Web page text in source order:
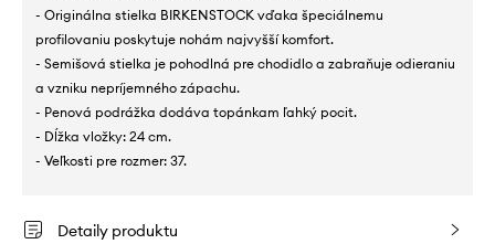
- Originálna stielka BIRKENSTOCK vďaka špeciálnemu
profilovaniu poskytuje nohám najvyšší komfort.
- Semišová stielka je pohodlná pre chodidlo a zabraňuje odieraniu
a vzniku nepríjemného zápachu.
- Penová podrážka dodáva topánkam ľahký pocit.
- Dĺžka vložky: 24 cm.
- Veľkosti pre rozmer: 37.
Detaily produktu